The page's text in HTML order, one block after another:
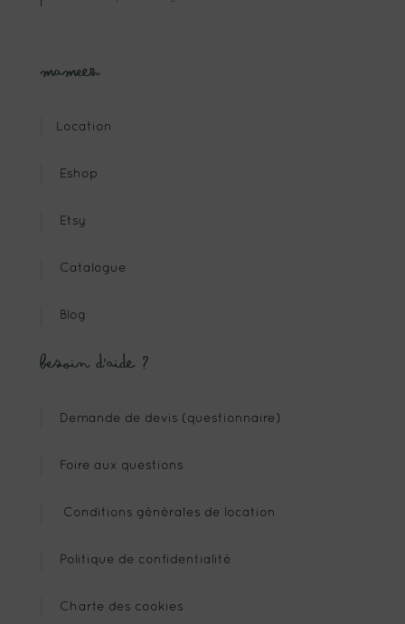
Mameez
Location
Eshop
Etsy
Catalogue
Blog
Besoin d’aide ?
Demande de devis (questionnaire)
Foire aux questions
Conditions générales de location
Politique de confidentialité
Charte des cookies